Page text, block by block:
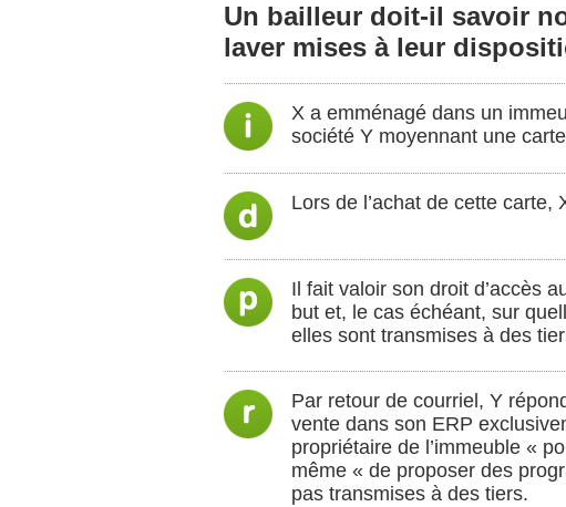
Un bailleur doit-il savoir
laver mises à leur
X a emménagé dans un
société Y moyennant une
Lors de l’achat de cette carte,
Il fait valoir son droit d’accès
but et, le cas échéant, sur
elles sont transmises à des
Par retour de courriel, Y
vente dans son ERP
propriétaire de l’immeuble «
même « de proposer des
pas transmises à des tiers.